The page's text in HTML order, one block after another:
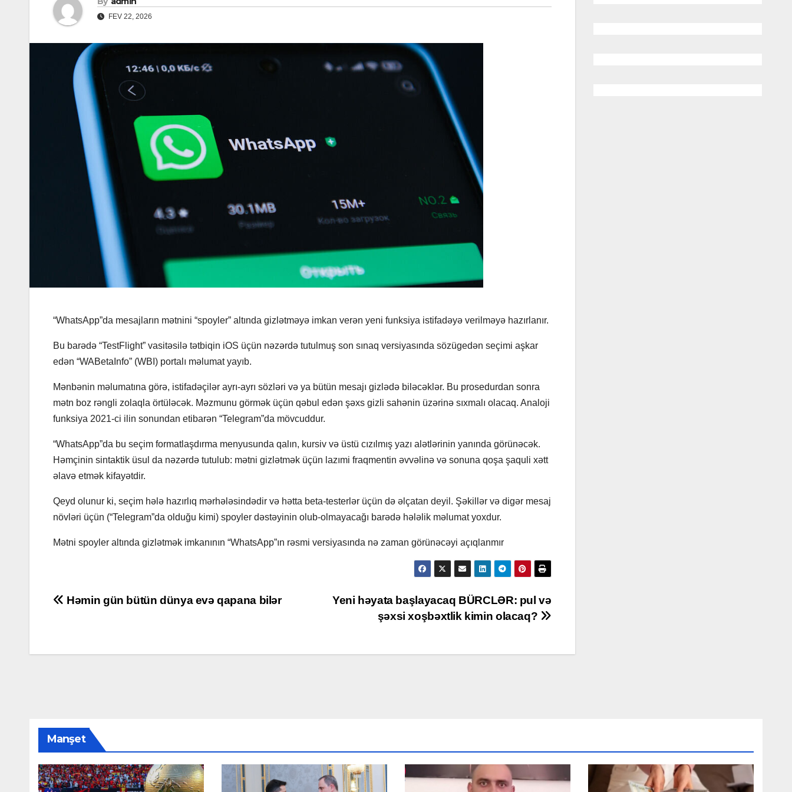
FEV 22, 2026
“WhatsApp”da mesajların mətnini “spoyler” altında gizlətməyə imkan verən yeni funksiya istifadəyə verilməyə hazırlanır.
Bu barədə “TestFlight” vasitəsilə tətbiqin iOS üçün nəzərdə tutulmuş son sınaq versiyasında sözügedən seçimi aşkar
edən “WABetaInfo” (WBI) portalı məlumat yayıb.
Mənbənin məlumatına görə, istifadəçilər ayrı-ayrı sözləri və ya bütün mesajı gizlədə biləcəklər. Bu prosedurdan sonra
mətn boz rəngli zolaqla örtüləcək. Məzmunu görmək üçün qəbul edən şəxs gizli sahənin üzərinə sıxmalı olacaq. Analoji
funksiya 2021-ci ilin sonundan etibarən “Telegram”da mövcuddur.
“WhatsApp”da bu seçim formatlaşdırma menyusunda qalın, kursiv və üstü cızılmış yazı alətlərinin yanında görünəcək.
Həmçinin sintaktik üsul da nəzərdə tutulub: mətni gizlətmək üçün lazımi fraqmentin əvvəlinə və sonuna qoşa şaquli xətt
əlavə etmək kifayətdir.
Qeyd olunur ki, seçim hələ hazırlıq mərhələsindədir və hətta beta-testerlər üçün də əlçatan deyil. Şəkillər və digər mesaj
növləri üçün (“Telegram”da olduğu kimi) spoyler dəstəyinin olub-olmayacağı barədə hələlik məlumat yoxdur.
Mətni spoyler altında gizlətmək imkanının “WhatsApp”ın rəsmi versiyasında nə zaman görünəcəyi açıqlanmır
Yazı
Yeni həyata başlayacaq BÜRCLƏR: pul və
şəxsi xoşbəxtlik kimin olacaq?
Həmin gün bütün dünya evə qapana bilər
Manşet